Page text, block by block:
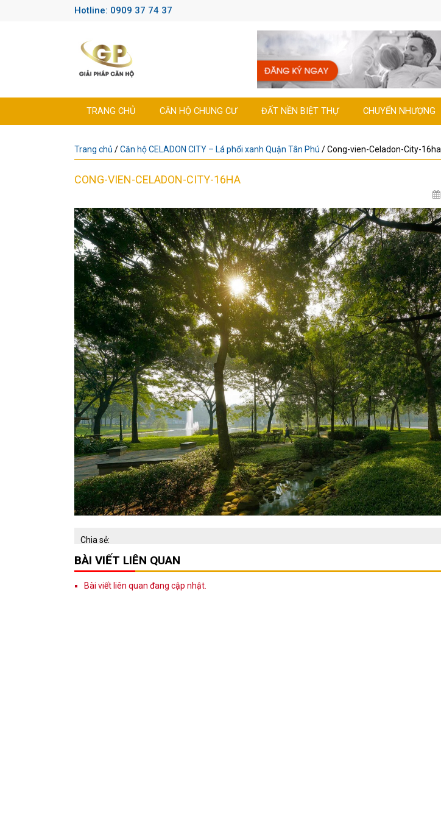
Hotline: 0909 37 74 37
TRANG CHỦ CĂN HỘ CHUNG CƯ ĐẤT NỀN BIỆT THỰ CHUYỂN NHƯỢNG
Trang chủ /Căn hộ CELADON CITY – Lá phổi xanh Quận Tân Phú /Cong-vien-Celadon-City-16ha
CONG-VIEN-CELADON-CITY-16HA
Chia sẻ:
BÀI VIẾT LIÊN QUAN
Bài viết liên quan đang cập nhật.